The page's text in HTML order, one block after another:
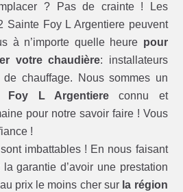
? Pas de crainte ! Les
Sainte Foy L Argentiere peuvent
à n’importe quelle heure pour
votre chaudière: installateurs
de chauffage. Nous sommes un
Foy L Argentiereconnu et
pour notre savoir faire ! Vous
!
imbattables ! En nous faisant
garantie d’avoir une prestation
prix le moins cher sur la région